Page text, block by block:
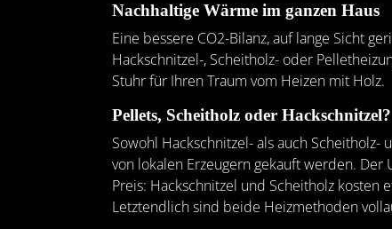
Nachhaltige Wärme im ganzen Haus
Eine bessere CO2-Bilanz, auf lange Sicht
Hackschnitzel-, Scheitholz- oder
Stuhr für Ihren Traum vom Heizen mit Holz.
Pellets, Scheitholz oder Hackschnitzel?
Sowohl Hackschnitzel- als auch
von lokalen Erzeugern gekauft werden.
Preis: Hackschnitzel und Scheitholz
Letztendlich sind beide Heizmethoden